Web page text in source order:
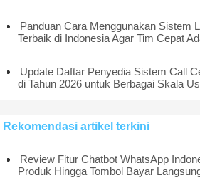
Panduan Cara Menggunakan Sistem
Terbaik di Indonesia Agar Tim Cepat
Update Daftar Penyedia Sistem Call
di Tahun 2026 untuk Berbagai Skala
Rekomendasi artikel terkini
Review Fitur Chatbot WhatsApp
Produk Hingga Tombol Bayar